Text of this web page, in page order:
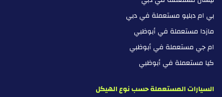
بي ام دبليو مستعملة في دبي
مازدا مستعملة في أبوظبي
ام جي مستعملة في أبوظبي
كيا مستعملة في أبوظبي
السيارات المستعملة حسب نوع الهيكل